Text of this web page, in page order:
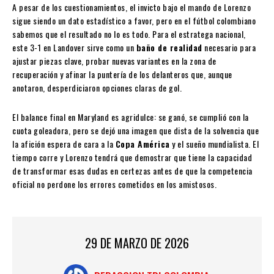
A pesar de los cuestionamientos, el invicto bajo el mando de Lorenzo
sigue siendo un dato estadístico a favor, pero en el fútbol colombiano
sabemos que el resultado no lo es todo. Para el estratega nacional,
este 3-1 en Landover sirve como un baño de realidad necesario para
ajustar piezas clave, probar nuevas variantes en la zona de
recuperación y afinar la puntería de los delanteros que, aunque
anotaron, desperdiciaron opciones claras de gol.
El balance final en Maryland es agridulce: se ganó, se cumplió con la
cuota goleadora, pero se dejó una imagen que dista de la solvencia que
la afición espera de cara a la Copa Américay el sueño mundialista. El
tiempo corre y Lorenzo tendrá que demostrar que tiene la capacidad
de transformar esas dudas en certezas antes de que la competencia
oficial no perdone los errores cometidos en los amistosos.
29 DE MARZO DE 2026